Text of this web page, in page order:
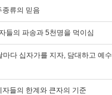
류의 믿음
들의 파송과 5천명을 먹이심
다 십자가를 지자, 담대하고 예수
들의 한계와 큰자의 기준